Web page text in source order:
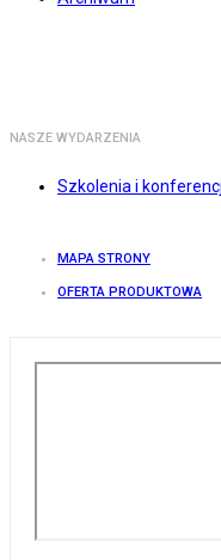
NASZE WYDARZENIA
Szkolenia i
MAPA STRONY
OFERTA PRODUKTOWA